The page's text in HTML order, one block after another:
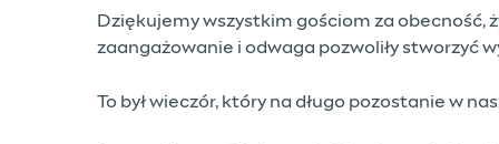
Dziękujemy wszystkim gościom za
zaangażowanie i odwaga pozwoliły stworzyć
To był wieczór, który na długo pozostanie w